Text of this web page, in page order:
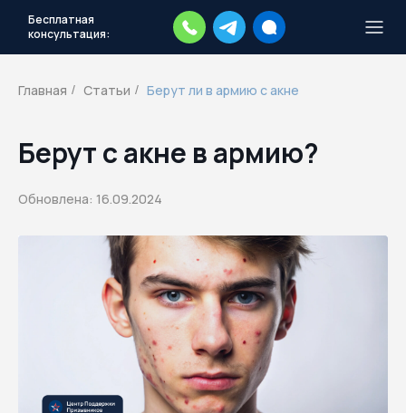
Бесплатная
консультация:
Главная / Статьи / Берут ли в армию с акне
Берут с акне в армию?
Обновлена: 16.09.2024
каждый день.
действий